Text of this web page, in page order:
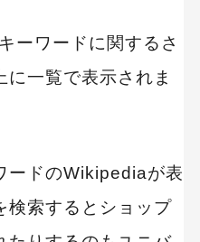
ーワードに関するさ
に一覧で表示されま
ードのWikipediaが表
検索するとショップ